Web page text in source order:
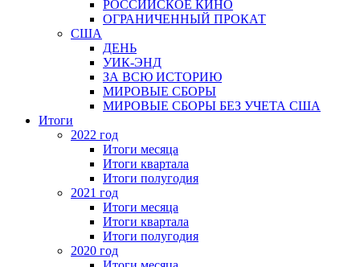
РОССИЙСКОЕ КИНО
ОГРАНИЧЕННЫЙ ПРОКАТ
США
ДЕНЬ
УИК-ЭНД
ЗА ВСЮ ИСТОРИЮ
МИРОВЫЕ СБОРЫ
МИРОВЫЕ СБОРЫ БЕЗ УЧЕТА США
Итоги
2022 год
Итоги месяца
Итоги квартала
Итоги полугодия
2021 год
Итоги месяца
Итоги квартала
Итоги полугодия
2020 год